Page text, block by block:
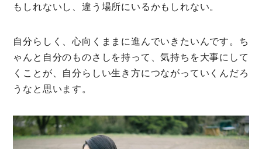
もしれないし、違う場所にいるかもしれない。
自分らしく、心向くままに進んでいきたいんです。ち
ゃんと自分のものさしを持って、気持ちを大事にして
くことが、自分らしい生き方につながっていくんだろ
うなと思います。